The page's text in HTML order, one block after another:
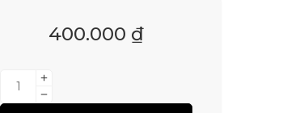
400.000 ₫